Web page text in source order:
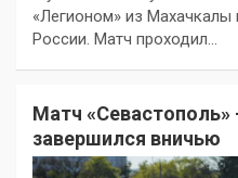
«Легионом» из Махачкалы
России. Матч проходил…
Матч «Севастополь»
завершился вничью